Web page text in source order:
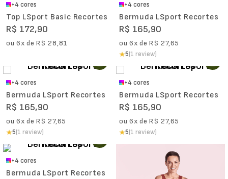
+4cores
Top LSport Basic Recortes
R$ 172,90
ou6x deR$ 28,81
+4cores
Bermuda LSport Recortes
R$ 165,90
ou6x deR$ 27,65
5(1 review)
+4cores
Bermuda LSport Recortes
R$ 165,90
ou6x deR$ 27,65
5(1 review)
+4cores
Bermuda LSport Recortes
R$ 165,90
ou6x deR$ 27,65
5(1 review)
+4cores
Bermuda LSport Recortes